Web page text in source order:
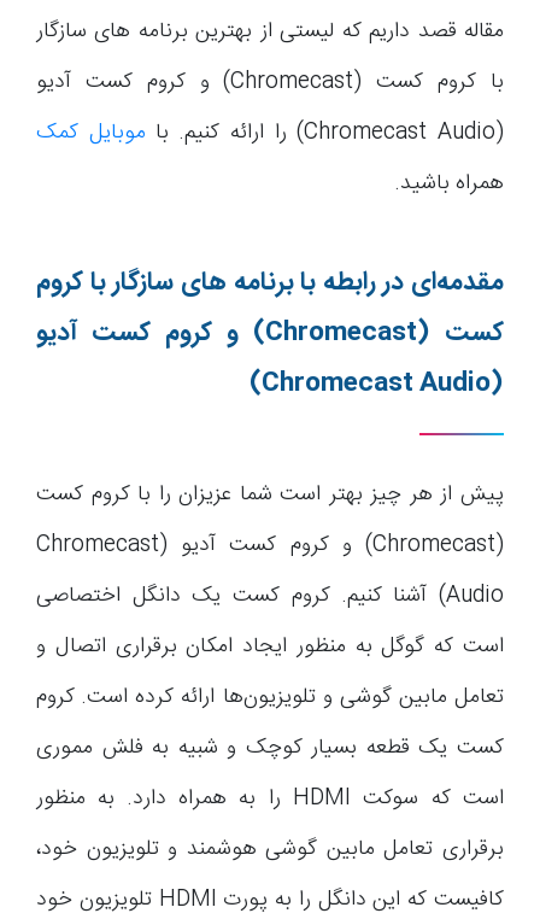
مقاله قصد داریم که لیستی از بهترین برنامه های سازگار
با کروم کست (Chromecast) و کروم کست آدیو
(Chromecast Audio) را ارائه کنیم. با
موبایل کمک
همراه باشید.
مقدمه‌ای در رابطه با برنامه های سازگار با کروم
کست (Chromecast)
و کروم کست آدیو
(Chromecast Audio)
پیش از هر چیز بهتر است شما عزیزان را با کروم کست
(Chromecast) و کروم کست آدیو (Chromecast
Audio) آشنا کنیم. کروم کست یک دانگل اختصاصی
است که گوگل به منظور ایجاد امکان برقراری اتصال و
تعامل مابین گوشی و تلویزیون‌ها ارائه کرده است. کروم
کست یک قطعه بسیار کوچک و شبیه به فلش مموری
است که سوکت HDMI را به همراه دارد. به منظور
برقراری تعامل مابین گوشی هوشمند و تلویزیون خود،
کافیست که این دانگل را به پورت HDMI تلویزیون خود